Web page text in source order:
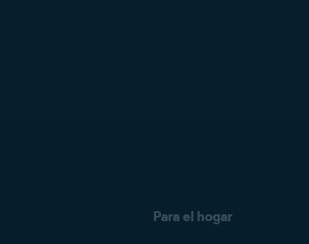
Para el hogar